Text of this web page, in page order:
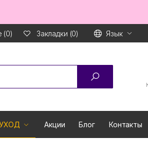
(0) Закладки (0) Язык
Акции Блог Контакты